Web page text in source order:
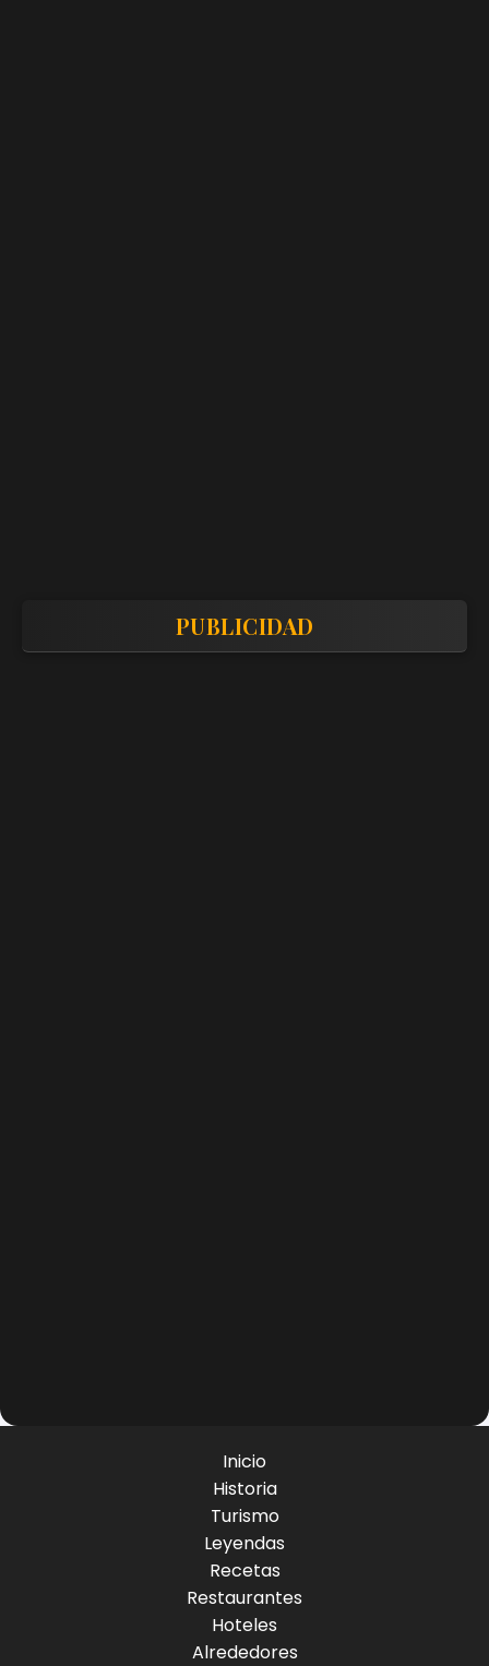
PUBLICIDAD
Inicio
Historia
Turismo
Leyendas
Recetas
Restaurantes
Hoteles
Alrededores